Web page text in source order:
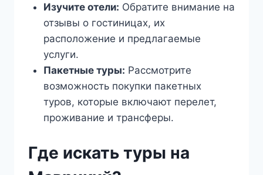
Изучите отели: Обратите внимание на
отзывы о гостиницах, их
расположение и предлагаемые
услуги.
Пакетные туры: Рассмотрите
возможность покупки пакетных
туров, которые включают перелет,
проживание и трансферы.
Где искать туры на